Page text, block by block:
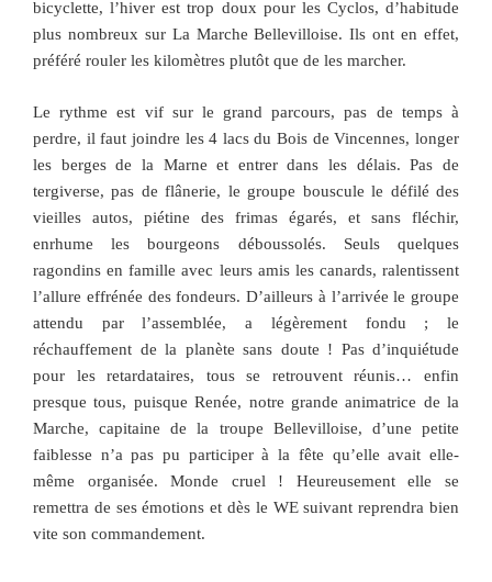
bicyclette, l’hiver est trop doux pour les Cyclos, d’habitude
plus nombreux sur La Marche Bellevilloise. Ils ont en effet,
préféré rouler les kilomètres plutôt que de les marcher.
Le rythme est vif sur le grand parcours, pas de temps à
perdre, il faut joindre les 4 lacs du Bois de Vincennes, longer
les berges de la Marne et entrer dans les délais. Pas de
tergiverse, pas de flânerie, le groupe bouscule le défilé des
vieilles autos, piétine des frimas égarés, et sans fléchir,
enrhume les bourgeons déboussolés. Seuls quelques
ragondins en famille avec leurs amis les canards, ralentissent
l’allure effrénée des fondeurs. D’ailleurs à l’arrivée le groupe
attendu par l’assemblée, a légèrement fondu ; le
réchauffement de la planète sans doute ! Pas d’inquiétude
pour les retardataires, tous se retrouvent réunis… enfin
presque tous, puisque Renée, notre grande animatrice de la
Marche, capitaine de la troupe Bellevilloise, d’une petite
faiblesse n’a pas pu participer à la fête qu’elle avait elle-
même organisée. Monde cruel ! Heureusement elle se
remettra de ses émotions et dès le WE suivant reprendra bien
vite son commandement.